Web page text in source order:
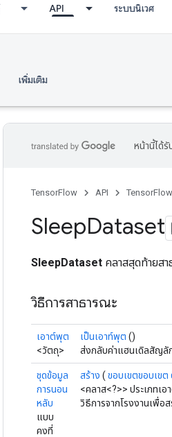
API ระบบนิเวศ
เพิ่มเติม
หน้านี้ได้รั
TensorFlow API
SleepDataset
SleepDataset คลาสสุดท้ายสา
วิธีการสาธารณะ
เอาต์พุต
<วัตถุ>
เป็นเอาท์พุต ()
ส่งกลับค่าแฮนเดิลสัญลั
ชุดข้อมูล
การนอน
หลับ
แบบ
คงที่
สร้าง ( ขอบเขตขอบเขต
<คลาส<?>> ประเภทเอ
วิธีการจากโรงงานเพื่อ